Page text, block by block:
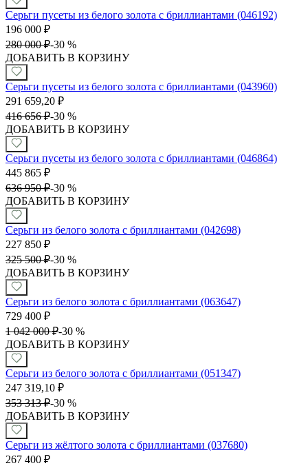
Серьги пусеты из белого золота с бриллиантами (046192)
196 000 ₽
280 000 ₽-30 %
ДОБАВИТЬ В КОРЗИНУ
Серьги пусеты из белого золота с бриллиантами (043960)
291 659,20 ₽
416 656 ₽-30 %
ДОБАВИТЬ В КОРЗИНУ
Серьги пусеты из белого золота с бриллиантами (046864)
445 865 ₽
636 950 ₽-30 %
ДОБАВИТЬ В КОРЗИНУ
Серьги из белого золота с бриллиантами (042698)
227 850 ₽
325 500 ₽-30 %
ДОБАВИТЬ В КОРЗИНУ
Серьги из белого золота с бриллиантами (063647)
729 400 ₽
1 042 000 ₽-30 %
ДОБАВИТЬ В КОРЗИНУ
Серьги из белого золота с бриллиантами (051347)
247 319,10 ₽
353 313 ₽-30 %
ДОБАВИТЬ В КОРЗИНУ
Серьги из жёлтого золота с бриллиантами (037680)
267 400 ₽